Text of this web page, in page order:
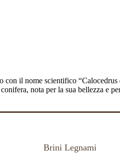
il nome scientifico
nota per la sua bellezza e
Brini Legnami